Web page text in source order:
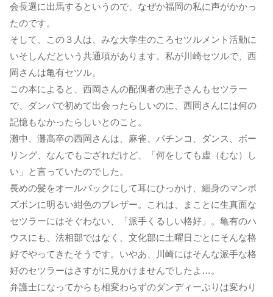
会長選に出馬するというので、なぜか福岡の私に声がかかっ
たのです。
そして、この３人は、みな大学生のころセツルメント活動に
いそしんだという共通項があります。私が川崎セツルで、西
岡さんは亀有セツル。
この本によると、西岡さんの配偶者の恵子さんもセツラー
で、ダンパで初めて出会ったらしいのに、西岡さんには何の
記憶もなかったらしいとのこと。
灘中、灘高卒の西岡さんは、麻雀、パチンコ、ダンス、ボー
リング、なんでもござれだけど、「何をしても虚（むな）し
い」と言っていたのでした。
長めの髪をオールバックにして耳にひっかけ、細身のマンボ
ズボンに明るい紺色のブレザー。これは、まことに生真面な
セツラーにはそぐわない、「派手くるしい格好」。亀有のハ
ウスにも、法相部ではなく、文化部に土曜日ごとにそんな格
好でやってきたそうです。いやあ、川崎にはそんな派手な格
好のセツラーはさすがに見かけませんでしたよ…。
弁護士になってからも相変わらずのダンディーぶりは変わり